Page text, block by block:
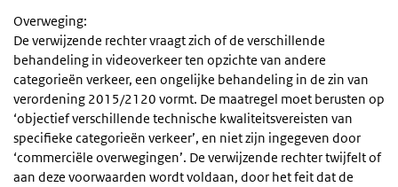
Overweging:
De verwijzende rechter vraagt zich of de verschillende
behandeling in videoverkeer ten opzichte van andere
categorieën verkeer, een ongelijke behandeling in de zin van
verordening 2015/2120 vormt. De maatregel moet berusten op
‘objectief verschillende technische kwaliteitsvereisten van
specifieke categorieën verkeer’, en niet zijn ingegeven door
‘commerciële overwegingen’. De verwijzende rechter twijfelt of
aan deze voorwaarden wordt voldaan, door het feit dat de